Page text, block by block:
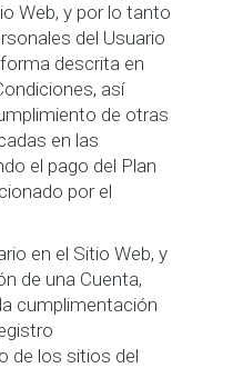
Web, y por lo tanto
del Usuario
descrita en
así
de otras
en las
el pago del Plan
por el
en el Sitio Web, y
de una Cuenta,
cumplimentación
de los sitios del